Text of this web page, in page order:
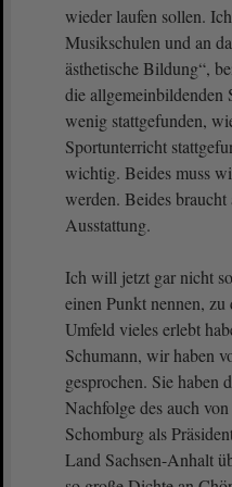
wieder laufen sollen.
Musikschulen und an
ästhetische Bildung“,
die allgemeinbildenden
wenig stattgefunden,
Sportunterricht
wichtig. Beides muss
werden. Beides braucht
Ausstattung.
Ich will jetzt gar nicht
einen Punkt nennen,
Umfeld vieles erlebt
Schumann, wir haben
gesprochen. Sie haben
Nachfolge des auch
Schomburg als
Land Sachsen-Anhalt